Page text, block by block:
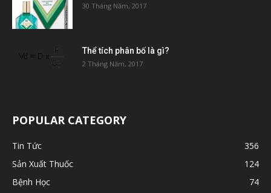
30 Tháng Năm, 2017
Thể tích phân bố là gì?
2 Tháng Năm, 2017
POPULAR CATEGORY
Tin Tức
356
Sản Xuất Thuốc
124
Bệnh Học
74